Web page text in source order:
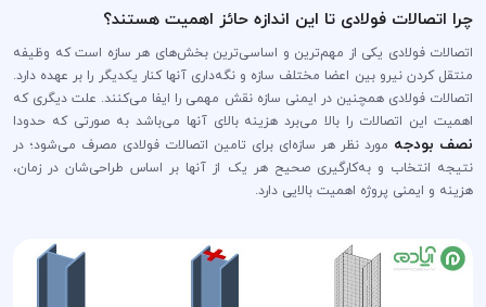
چرا اتصالات فولادی تا این اندازه حائز اهمیت هستند؟
اتصالات فولادی یکی از مهم‌ترین و اساسی‌ترین بخش‌های هر سازه است که وظیفه
منتقل کردن نیرو بین اعضا مختلف سازه و نگه‌داری آنها کنار یکدیگر را بر عهده دارد.
اتصالات فولادی همچنین در ایمنی سازه نقش مهمی را ایفا می‌کنند. علت دیگری که
اهمیت این اتصالات را بالا می‌برد هزینه بالای آنها می‌باشد به صورتی که حدودا
نصف بودجه مورد نظر هر سازه‌ای برای تامین اتصالات فولادی مصرف می‌شود؛ در
نتیجه انتخاب و به‌کار‌گیری صحیح هر یک از آنها بر اساس طراحی‌شان در زمان،
هزینه و ایمنی پروژه اهمیت بالایی دارد.